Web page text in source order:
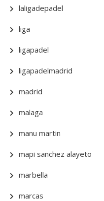
laligadepadel
liga
ligapadel
ligapadelmadrid
madrid
malaga
manu martin
mapi sanchez alayeto
marbella
marcas